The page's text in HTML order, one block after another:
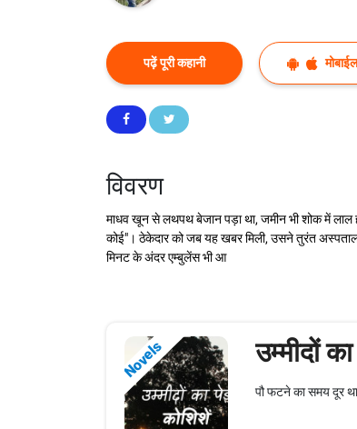
पढ़ें पूरी कहानी
विवरण
माधव खून से लथपथ बेजान पड़ा था, जमीन भी शोक में लाल
कोई"। ठेकेदार को जब यह खबर मिली, उसने तुरंत
मिनट के अंदर एम्बुलेंस भी आ
Novels उम्मीदों
पौ फटने का समय दूर